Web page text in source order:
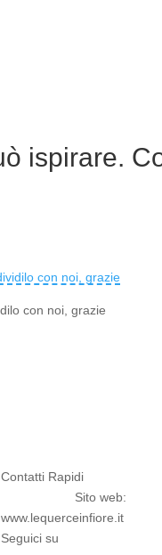
ispirare.
con noi, grazie
Contatti Rapidi
Sito web:
www.lequerceinfiore.it
Seguici su